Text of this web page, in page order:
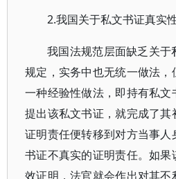
2.我国关于私文书证真实
我国法规范层面缺乏关
规定，实务中也无统一做法，
一种经验性做法，即持有私
提出该私文书证，就完成了
证明责任便转移到对方当事
书证不真实的证明责任。如
效证明，法官就会作出对其